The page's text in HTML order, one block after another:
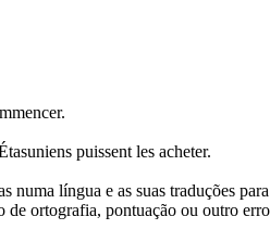
puissent les acheter.
língua e as suas traduções
ortografia, pontuação ou outro